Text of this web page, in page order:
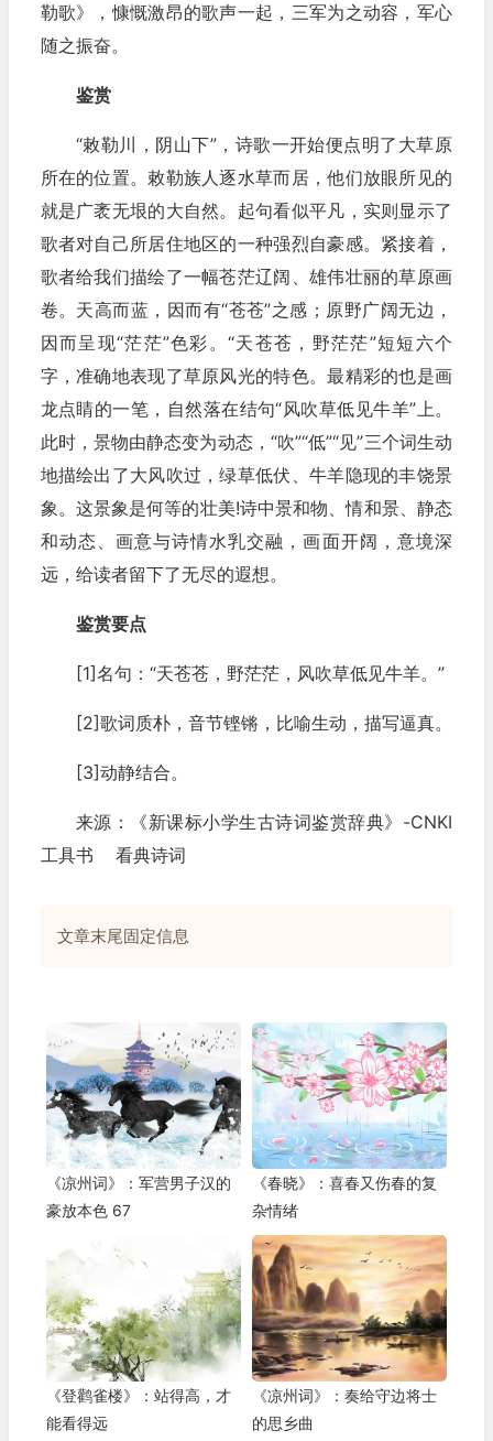
勒歌》，慷慨激昂的歌声一起，三军为之动容，军心
随之振奋。
鉴赏
“敕勒川，阴山下”，诗歌一开始便点明了大草原
所在的位置。敕勒族人逐水草而居，他们放眼所见的
就是广袤无垠的大自然。起句看似平凡，实则显示了
歌者对自己所居住地区的一种强烈自豪感。紧接着，
歌者给我们描绘了一幅苍茫辽阔、雄伟壮丽的草原画
卷。天高而蓝，因而有“苍苍”之感；原野广阔无边，
因而呈现“茫茫”色彩。“天苍苍，野茫茫”短短六个
字，准确地表现了草原风光的特色。最精彩的也是画
龙点睛的一笔，自然落在结句“风吹草低见牛羊”上。
此时，景物由静态变为动态，“吹”“低”“见”三个词生动
地描绘出了大风吹过，绿草低伏、牛羊隐现的丰饶景
象。这景象是何等的壮美!诗中景和物、情和景、静态
和动态、画意与诗情水乳交融，画面开阔，意境深
远，给读者留下了无尽的遐想。
鉴赏要点
[1]名句：“天苍苍，野茫茫，风吹草低见牛羊。”
[2]歌词质朴，音节铿锵，比喻生动，描写逼真。
[3]动静结合。
来源：《新课标小学生古诗词鉴赏辞典》-CNKI
工具书 看典诗词
文章末尾固定信息
《凉州词》：军营男子汉的
豪放本色 67
《春晓》：喜春又伤春的复
杂情绪
《登鹳雀楼》：站得高，才
能看得远
《凉州词》：奏给守边将士
的思乡曲